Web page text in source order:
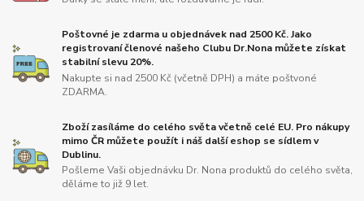
Poštovné je zdarma u objednávek nad 2500 Kč. Jako
registrovaní členové našeho Clubu Dr.Nona můžete získat
stabilní slevu 20%.
Nakupte si nad 2500 Kč (včetně DPH) a máte poštvoné
ZDARMA.
Zboží zasíláme do celého světa včetně celé EU. Pro nákupy
mimo ČR můžete použít i náš další eshop se sídlem v
Dublinu.
Pošleme Vaši objednávku Dr. Nona produktů do celého světa,
děláme to již 9 let.